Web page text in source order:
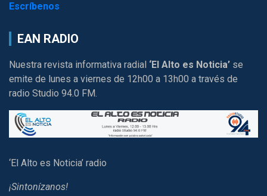
Escríbenos
EAN RADIO
Nuestra revista informativa radial ‘El Alto es Noticia’ se
emite de lunes a viernes de 12h00 a 13h00 a través de
radio Studio 94.0 FM.
‘El Alto es Noticia’ radio
¡Sintonízanos!